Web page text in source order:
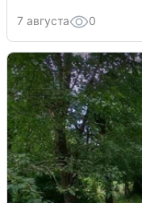
7 августа 0